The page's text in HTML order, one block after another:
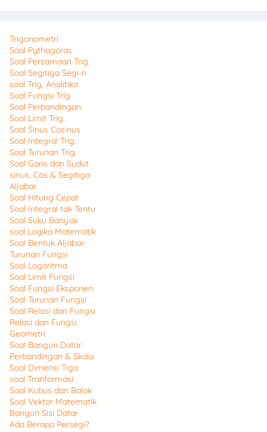
Trigonometri
Soal Pythagoras
Soal Persamaan Trig.
Soal Segitiga Segi-n
soal Trig. Analitika
Soal Fungsi Trig.
Soal Perbandingan
Soal Limit Trig.
Soal Sinus Cosinus
Soal Integral Trig.
Soal Turunan Trig.
Soal Garis dan Sudut
sinus, Cos & Segitiga
Aljabar
Soal Hitung Cepat
Soal Integral tak Tentu
Soal Suku Banyak
soal Logika Matematik
Soal Bentuk Aljabar
Turunan Fungsi
Soal Logaritma
Soal Limit Fungsi
Soal Fungsi Eksponen
Soal Turunan Fungsi
Soal Relasi dan Fungsi
Relasi dan Fungsi
Geometri
Soal Bangun Datar
Perbandingan & Skala
Soal Dimensi Tiga
soal Tranformasi
Soal Kubus dan Balok
Soal Vektor Matematik
Bangun Sisi Datar
Ada Berapa Persegi?